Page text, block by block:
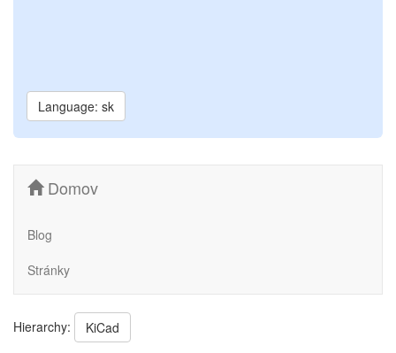
Language: sk
Domov
Blog
Stránky
Hierarchy:
KiCad